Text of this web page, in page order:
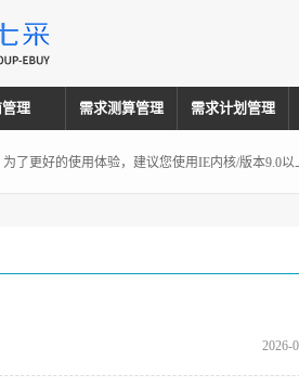
理 需求测算管理 需求计划管理
了更好的使用体验，建议您使用IE内核/版本9.0
】重磅！阳光七采·企业信用融资服务正式上线
2026-